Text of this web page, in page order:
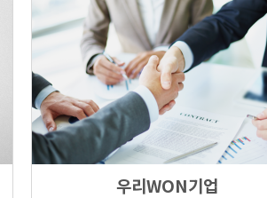
우리WON기업